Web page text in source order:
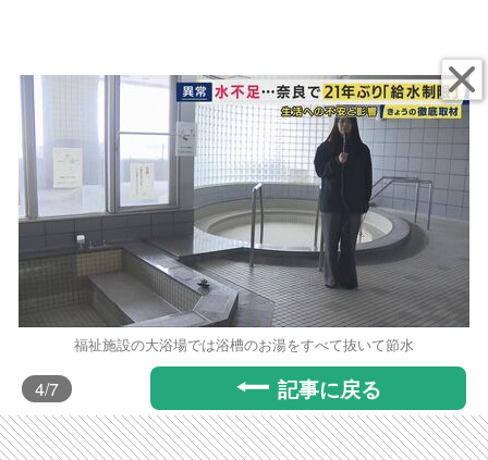
福祉施設の大浴場では浴槽のお湯をすべて抜いて節水
4/7 記事に戻る